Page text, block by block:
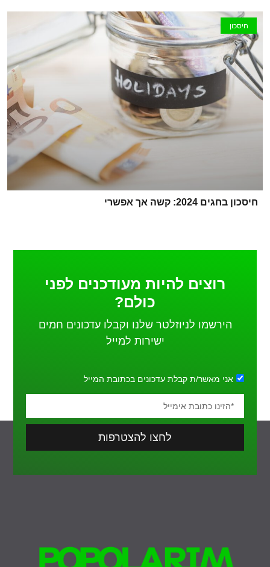
חיסכון
חיסכון בחגים 2024: קשה אך אפשרי
רוצים להיות מעודכנים לפני
כולם?
הירשמו לניוזלטר שלנו וקבלו עדכונים חמים
ישירות למייל
אני מאשר/ת קבלת עדכונים בכתובת המייל
לחצו להצטרפות